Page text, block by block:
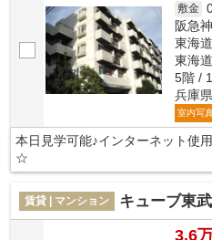
敷金
阪急
東海
東海
5階 /
兵庫
室内写
本日見学可能♪インターネット使
☆
賃貸 | マンション キューブ東
3.6